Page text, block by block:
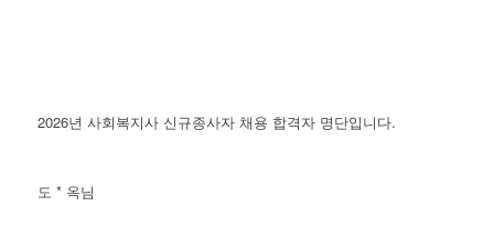
2026년 사회복지사 신규종사자 채용 합격자 명단입니다.
도 * 옥님